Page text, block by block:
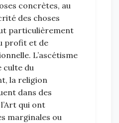
concrètes, au
des choses
particulièrement
profit et de
L’ascétisme
culte du
la religion
dans des
qui ont
marginales ou